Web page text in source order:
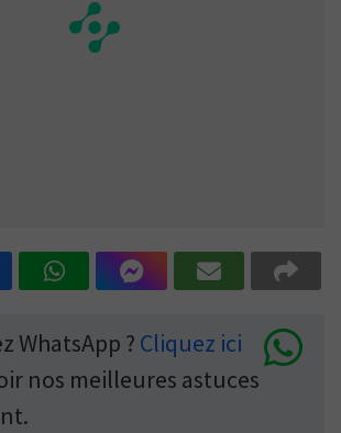
WhatsApp ? Cliquez ici
nos meilleures astuces